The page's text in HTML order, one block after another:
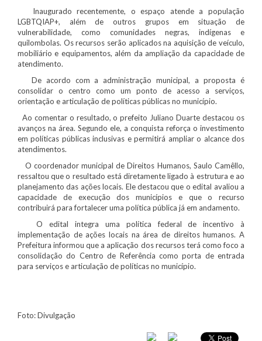
Inaugurado recentemente, o espaço atende a população
LGBTQIAP+, além de outros grupos em situação de
vulnerabilidade, como comunidades negras, indígenas e
quilombolas. Os recursos serão aplicados na aquisição de veículo,
mobiliário e equipamentos, além da ampliação da capacidade de
atendimento.
De acordo com a administração municipal, a proposta é
consolidar o centro como um ponto de acesso a serviços,
orientação e articulação de políticas públicas no município.
Ao comentar o resultado, o prefeito Juliano Duarte destacou os
avanços na área. Segundo ele, a conquista reforça o investimento
em políticas públicas inclusivas e permitirá ampliar o alcance dos
atendimentos.
O coordenador municipal de Direitos Humanos, Saulo Camêllo,
ressaltou que o resultado está diretamente ligado à estrutura e ao
planejamento das ações locais. Ele destacou que o edital avaliou a
capacidade de execução dos municípios e que o recurso
contribuirá para fortalecer uma política pública já em andamento.
O edital integra uma política federal de incentivo à
implementação de ações locais na área de direitos humanos. A
Prefeitura informou que a aplicação dos recursos terá como foco a
consolidação do Centro de Referência como porta de entrada
para serviços e articulação de políticas no município.
Foto: Divulgação